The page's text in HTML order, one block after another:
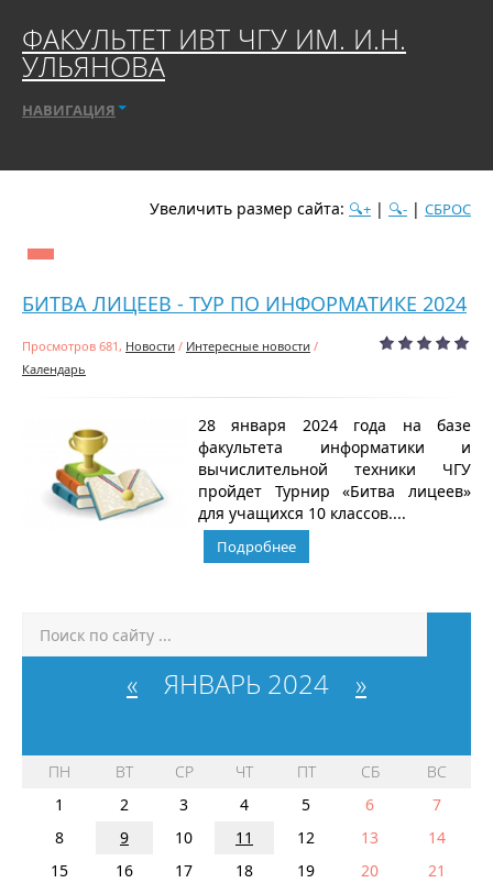
ФАКУЛЬТЕТ ИВТ ЧГУ ИМ. И.Н.
УЛЬЯНОВА
НАВИГАЦИЯ
Увеличить размер сайта: 🔍+ | 🔍- | СБРОС
популярности
посещаемости алфавиту
БИТВА ЛИЦЕЕВ - ТУР ПО ИНФОРМАТИКЕ 2024
Просмотров 681, Новости / Интересные новости /
Календарь
28 января 2024 года на базе
факультета информатики и
вычислительной техники ЧГУ
пройдет Турнир «Битва лицеев»
для учащихся 10 классов....
Подробнее
« ЯНВАРЬ 2024 »
ПН ВТ СР ЧТ ПТ СБ
ВС
1
2 3 4 5 6
7
8
9 10 11 12 13
14
15
16 17 18 19 20
21